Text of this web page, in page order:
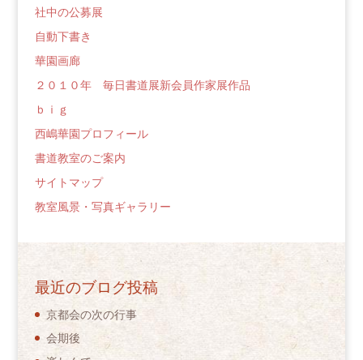
社中の公募展
自動下書き
華園画廊
２０１０年 毎日書道展新会員作家展作品
ｂｉｇ
西嶋華園プロフィール
書道教室のご案内
サイトマップ
教室風景・写真ギャラリー
最近のブログ投稿
京都会の次の行事
会期後